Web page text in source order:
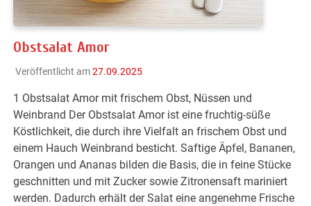
Obstsalat Amor
Veröffentlicht am27.09.2025
1 Obstsalat Amor mit frischem Obst, Nüssen und
Weinbrand Der Obstsalat Amor ist eine fruchtig-süße
Köstlichkeit, die durch ihre Vielfalt an frischem Obst und
einem Hauch Weinbrand besticht. Saftige Äpfel, Bananen,
Orangen und Ananas bilden die Basis, die in feine Stücke
geschnitten und mit Zucker sowie Zitronensaft mariniert
werden. Dadurch erhält der Salat eine angenehme Frische